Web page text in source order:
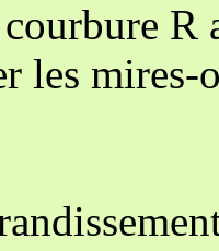
R
les